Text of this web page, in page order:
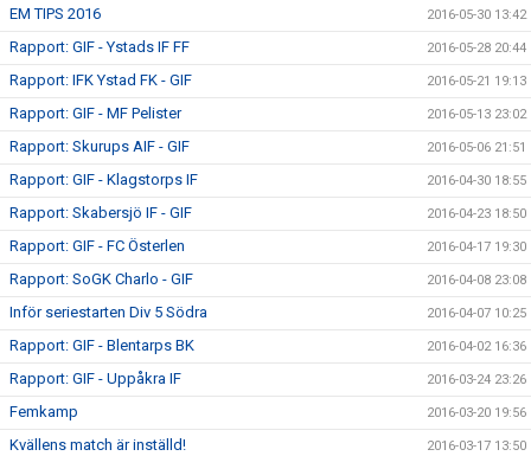
EM TIPS 2016 2016-05-30 13:42
Rapport: GIF - Ystads IF FF 2016-05-28 20:44
Rapport: IFK Ystad FK - GIF 2016-05-21 19:13
Rapport: GIF - MF Pelister 2016-05-13 23:02
Rapport: Skurups AIF - GIF 2016-05-06 21:51
Rapport: GIF - Klagstorps IF 2016-04-30 18:55
Rapport: Skabersjö IF - GIF 2016-04-23 18:50
Rapport: GIF - FC Österlen 2016-04-17 19:30
Rapport: SoGK Charlo - GIF 2016-04-08 23:08
Inför seriestarten Div 5 Södra 2016-04-07 10:25
Rapport: GIF - Blentarps BK 2016-04-02 16:36
Rapport: GIF - Uppåkra IF 2016-03-24 23:26
Femkamp 2016-03-20 19:56
Kvällens match är inställd! 2016-03-17 13:50